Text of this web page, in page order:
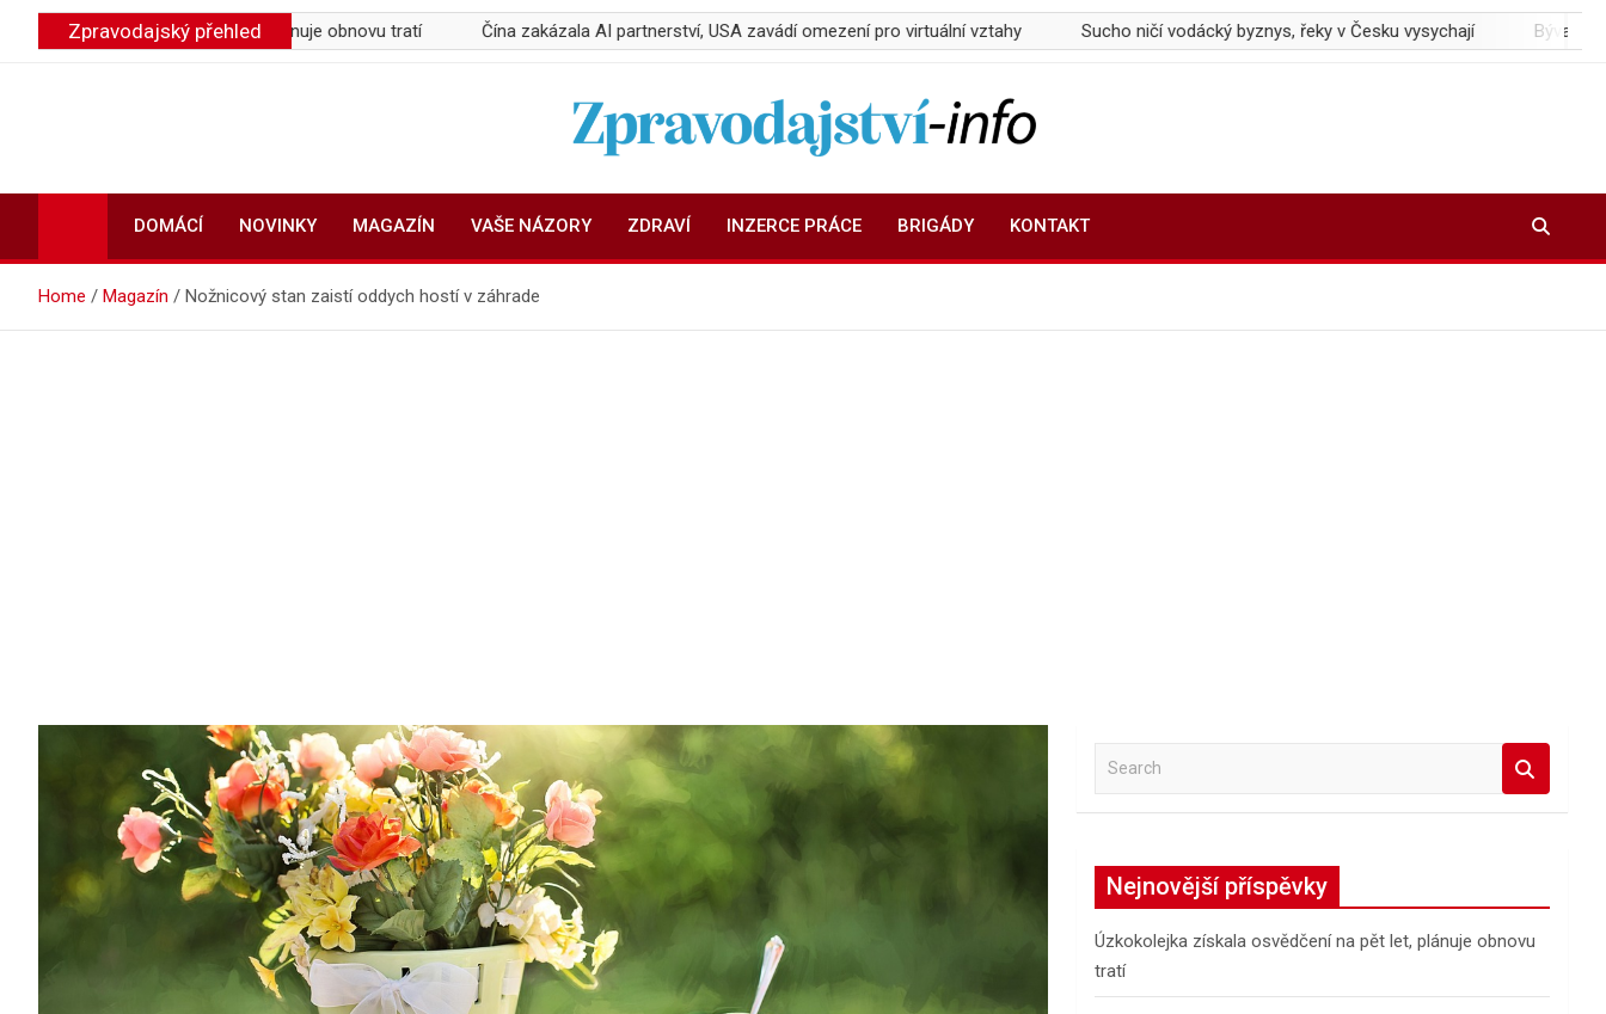
Zpravodajský přehled
na pět let, plánuje obnovu tratí Čína zakázala AI partnerství, USA zavádí omezení pro virtuální vztahy Sucho ničí vodácký byznys, řeky v Česku vysychají Bývalý inženýr
Zpravodajství-info.cz
DOMÁCÍ NOVINKY MAGAZÍN VAŠE NÁZORY ZDRAVÍ INZERCE PRÁCE BRIGÁDY KONTAKT
Home Magazín Nožnicový stan zaistí oddych hostí v záhrade
a
h
Nejnovější příspěvky
Úzkokolejka získala osvědčení na pět let, plánuje obnovu
tratí